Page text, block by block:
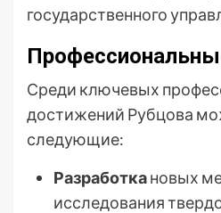
государственного
Среди ключевых
достижений Рубцова
следующие:
Разработкановых
исследования